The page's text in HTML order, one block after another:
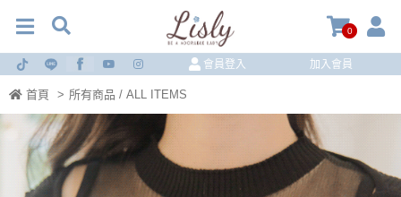
0
會員登入 加入會員
首頁 > 所有商品 / ALL ITEMS